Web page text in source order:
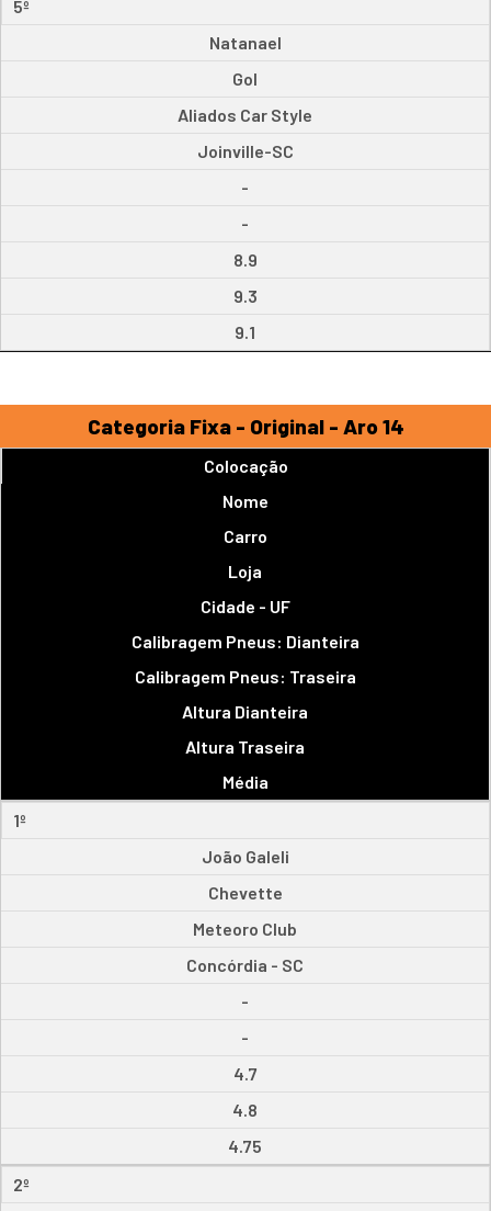
5º
Natanael
Gol
Aliados Car Style
Joinville-SC
-
-
8.9
9.3
9.1
Categoria Fixa - Original - Aro 14
Colocação
Nome
Carro
Loja
Cidade - UF
Calibragem Pneus: Dianteira
Calibragem Pneus: Traseira
Altura Dianteira
Altura Traseira
Média
1º
João Galeli
Chevette
Meteoro Club
Concórdia - SC
-
-
4.7
4.8
4.75
2º